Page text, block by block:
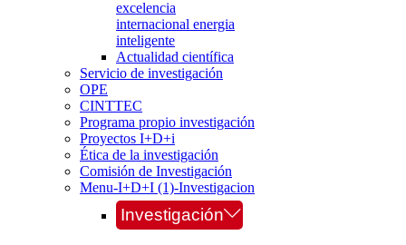
excelencia
internacional energia
inteligente
Actualidad científica
Servicio de investigación
OPE
CINTTEC
Programa propio investigación
Proyectos I+D+i
Ética de la investigación
Comisión de Investigación
Menu-I+D+I (1)-Investigacion
Investigación